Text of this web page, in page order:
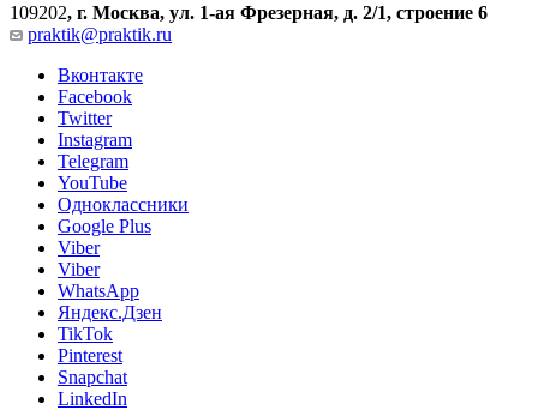
109202, г. Москва, ул. 1-ая Фрезерная, д. 2/1, строение 6
praktik@praktik.ru
Вконтакте
Facebook
Twitter
Instagram
Telegram
YouTube
Одноклассники
Google Plus
Viber
Viber
WhatsApp
Яндекс.Дзен
TikTok
Pinterest
Snapchat
LinkedIn